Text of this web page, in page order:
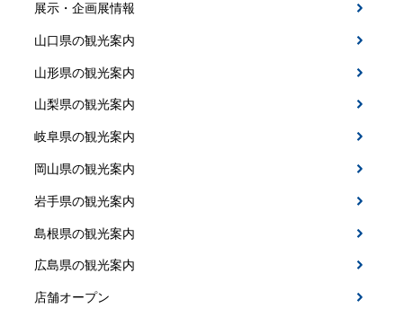
展示・企画展情報
山口県の観光案内
山形県の観光案内
山梨県の観光案内
岐阜県の観光案内
岡山県の観光案内
岩手県の観光案内
島根県の観光案内
広島県の観光案内
店舗オープン